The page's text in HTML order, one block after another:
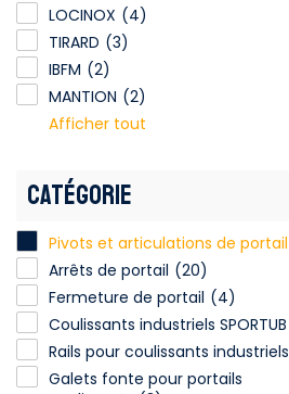
LOCINOX (4)
TIRARD (3)
IBFM (2)
MANTION (2)
Afficher tout
CATÉGORIE
Pivots et articulations de portail
Arrêts de portail (20)
Fermeture de portail (4)
Coulissants industriels SPORTUB
Rails pour coulissants industriels
Galets fonte pour portails